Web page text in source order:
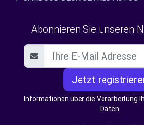
Abonnieren Sie unseren
Jetzt
Informationen über die Verarbeitung
Daten